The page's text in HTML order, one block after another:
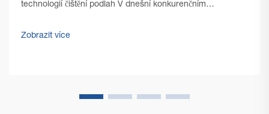
technologií čištění podlah V dnešní konkurenčním
podniků čím dál více soustředí na optimalizaci provozních
Zobrazit více